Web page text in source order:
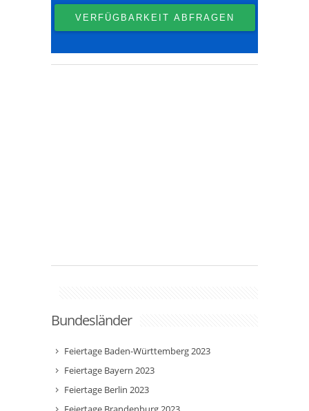
Bundesländer
Feiertage Baden-Württemberg 2023
Feiertage Bayern 2023
Feiertage Berlin 2023